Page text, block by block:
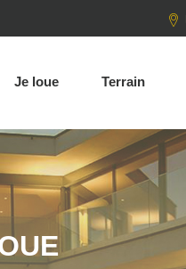
Je loue Terrain